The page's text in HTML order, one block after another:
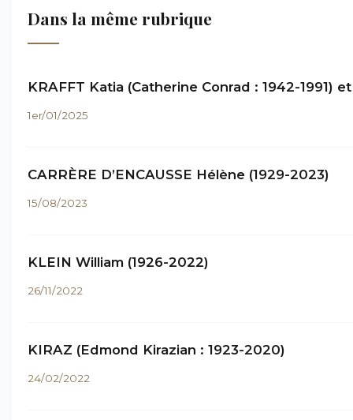
Dans la même rubrique
KRAFFT Katia (Catherine Conrad : 1942-1991)
1er/01/2025
CARRÈRE D’ENCAUSSE Hélène (1929-2023)
15/08/2023
KLEIN William (1926-2022)
26/11/2022
KIRAZ (Edmond Kirazian : 1923-2020)
24/02/2022